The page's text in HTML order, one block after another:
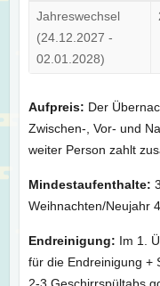
Jahreswechsel
(24.12.2027 -
02.01.2028)
Aufpreis: Der
Zwischen-, Vor- und
weiter Person zahlt
Mindestaufenthalte:
Weihnachten/Neujahr
Endreinigung: Im 1.
für die Endreinigung +